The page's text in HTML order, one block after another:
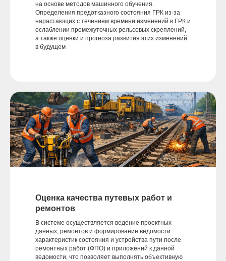
на основе методов машинного обучения.
Определения предотказного состояния ГРК из-за
нарастающих с течением времени изменений в ГРК и
ослаблении промежуточных рельсовых скреплений,
а также оценки и прогноза развития этих изменений
в будущем
Оценка качества путевых работ и
ремонтов
В системе осуществляется ведение проектных
данных, ремонтов и формирование ведомости
характеристик состояния и устройства пути после
ремонтных работ (ФПО) и приложений к данной
ведомости, что позволяет выполнять объективную